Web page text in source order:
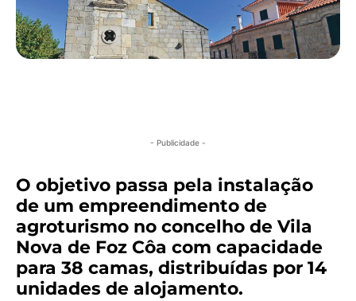
- Publicidade -
O objetivo passa pela instalação
de um empreendimento de
agroturismo no concelho de Vila
Nova de Foz Côa com capacidade
para 38 camas, distribuídas por 14
unidades de alojamento.